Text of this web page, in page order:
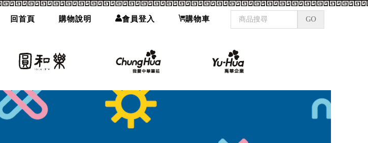
回首頁 購物說明 會員登入 購物車